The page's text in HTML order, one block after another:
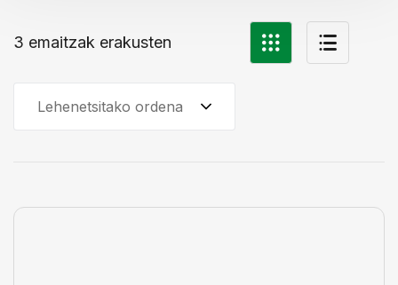
3 emaitzak erakusten
Lehenetsitako ordena